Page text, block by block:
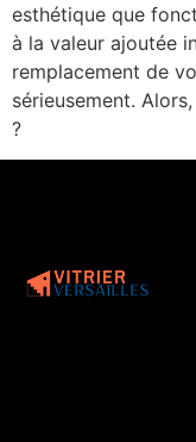
esthétique que
à la valeur ajoutée
remplacement de
sérieusement.
?